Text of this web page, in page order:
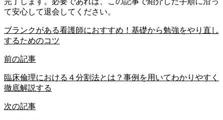
て安心して退会してください。
ブランクがある看護師におすすめ！基礎から勉強をやり直し
するためのコツ
前の記事
臨床倫理における４分割法とは？事例を用いてわかりやすく
徹底解説する
次の記事